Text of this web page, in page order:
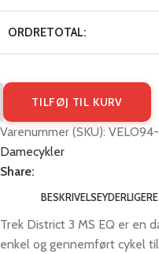
TILFØJ TIL KURV
Varenummer (SKU):
Damecykler
Share:
BESKRIVELSE
Trek District 3 MS EQ er en
enkel og gennemført cykel